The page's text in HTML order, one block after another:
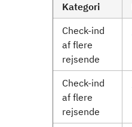
Kategori
Check-ind
af flere
rejsende
Check-ind
af flere
rejsende